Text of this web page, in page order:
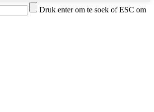
Druk enter om te soek of ESC om